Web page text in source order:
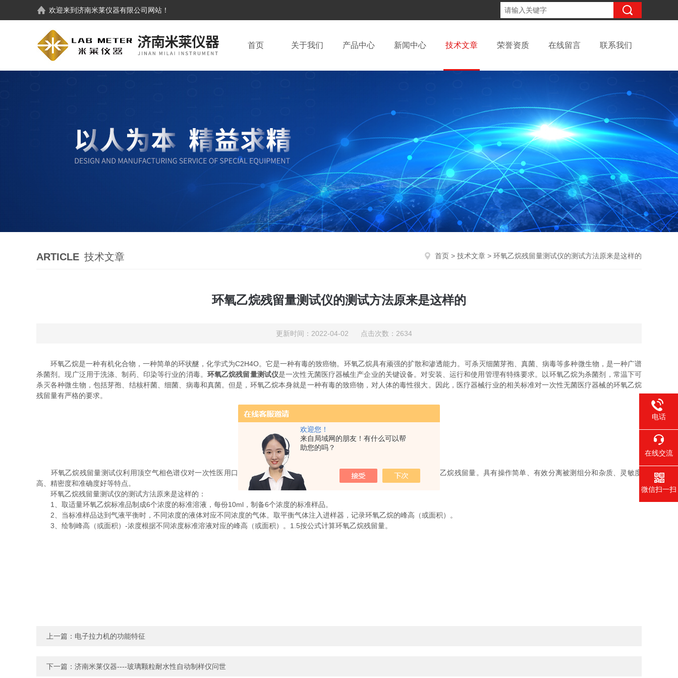
欢迎您！
来自局域网的朋友！有什么可以帮
助您的吗？
欢迎来到济南米莱仪器有限公司 网站！
首页 关于我们 产品中心 新闻中心 技术文章 荣誉资质 在线留言 联系我们
ARTICLE 技术文章 首页 > 技术文章 > 环氧乙烷残留量测试仪的测试方法原来是这样的
环氧乙烷残留量测试仪的测试方法原来是这样的
更新时间：2022-04-02 点击次数：2634
环氧乙烷是一种有机化合物，一种简单的环状醚，化学式为C2H4O。它是一种有毒的致癌物。环氧乙烷具有顽强的扩散和渗透能力。可杀灭细菌芽孢、真菌、病毒等多种微生物，是一种广谱
杀菌剂。现广泛用于洗涤、制药、印染等行业的消毒。 环氧乙烷残留量测试仪是一次性无菌医疗器械生产企业的关键设备。对安装、运行和使用管理有特殊要求。以环氧乙烷为杀菌剂，常温下可
杀灭各种微生物，包括芽孢、结核杆菌、细菌、病毒和真菌。但是，环氧乙烷本身就是一种有毒的致癌物，对人体的毒性很大。因此，医疗器械行业的相关标准对一次性无菌医疗器械的环氧乙烷
残留量有严格的要求。
环氧乙烷残留量测试仪利用顶空气相色谱仪对一次性医用口罩中的环氧乙烷残留量进行处理和分析，从而确定口罩中的环氧乙烷残留量。具有操作简单、有效分离被测组分和杂质、灵敏度
高、精密度和准确度好等特点。
环氧乙烷残留量测试仪的测试方法原来是这样的：
1、取适量环氧乙烷标准品制成6个浓度的标准溶液，每份10ml，制备6个浓度的标准样品。
2、当标准样品达到气液平衡时，不同浓度的液体对应不同浓度的气体。取平衡气体注入进样器，记录环氧乙烷的峰高（或面积）。
3、绘制峰高（或面积）-浓度根据不同浓度标准溶液对应的峰高（或面积）。1.5按公式计算环氧乙烷残留量。
上一篇： 电子拉力机的功能特征
下一篇： 济南米莱仪器----玻璃颗粒耐水性自动制样仪问世
电话
在线交流
微信扫一扫